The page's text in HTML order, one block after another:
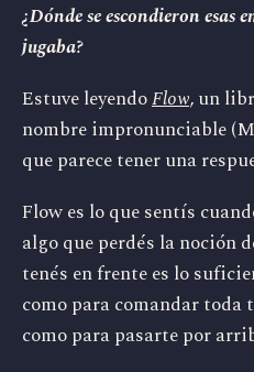
¿Dónde se escondieron esas
jugaba?
Estuve leyendoFlow, un
nombre impronunciable
que parece tener una
Flow es lo que sentís
algo que perdés la noción
tenés en frente es lo
como para comandar
como para pasarte por